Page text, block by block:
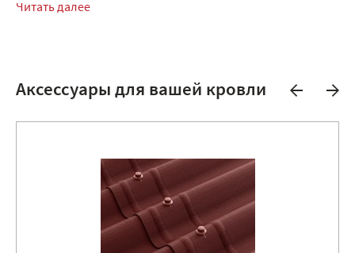
Читать далее
Аксессуары для вашей кровли